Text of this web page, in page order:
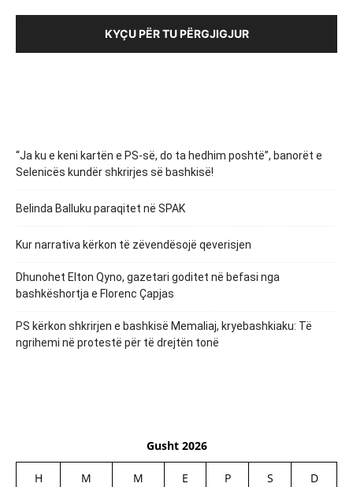
KYÇU PËR TU PËRGJIGJUR
“Ja ku e keni kartën e PS-së, do ta hedhim poshtë”, banorët e
Selenicës kundër shkrirjes së bashkisë!
Belinda Balluku paraqitet në SPAK
Kur narrativa kërkon të zëvendësojë qeverisjen
Dhunohet Elton Qyno, gazetari goditet në befasi nga
bashkëshortja e Florenc Çapjas
PS kërkon shkrirjen e bashkisë Memaliaj, kryebashkiaku: Të
ngrihemi në protestë për të drejtën tonë
Gusht 2026
H M M E P S D